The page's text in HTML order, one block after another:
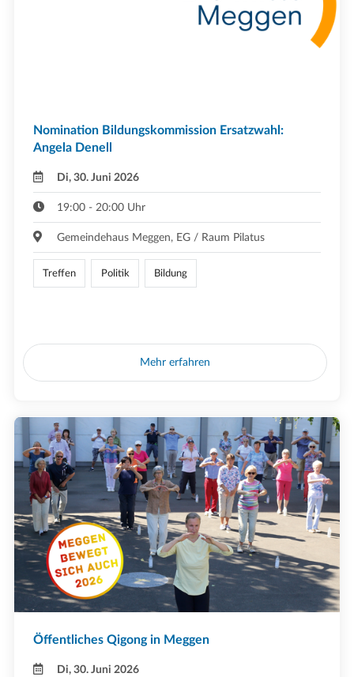
Nomination Bildungskommission Ersatzwahl:
Angela Denell
Di, 30. Juni 2026
19:00 - 20:00 Uhr
Gemeindehaus Meggen, EG / Raum Pilatus
Treffen Politik Bildung
Mehr erfahren
Öffentliches Qigong in Meggen
Di, 30. Juni 2026